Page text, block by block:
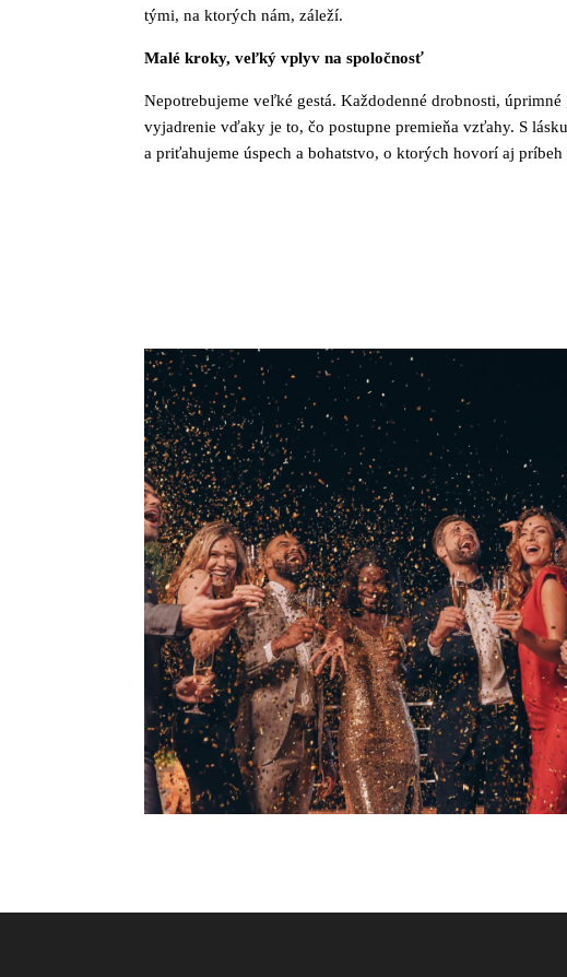
tými, na ktorých nám, záleží.
Malé kroky, veľký vplyv na spoločnosť
Nepotrebujeme veľké gestá. Každodenné drobnosti,
vyjadrenie vďaky je to, čo postupne premieňa vzťahy. S
a priťahujeme úspech a bohatstvo, o ktorých hovorí aj príbeh